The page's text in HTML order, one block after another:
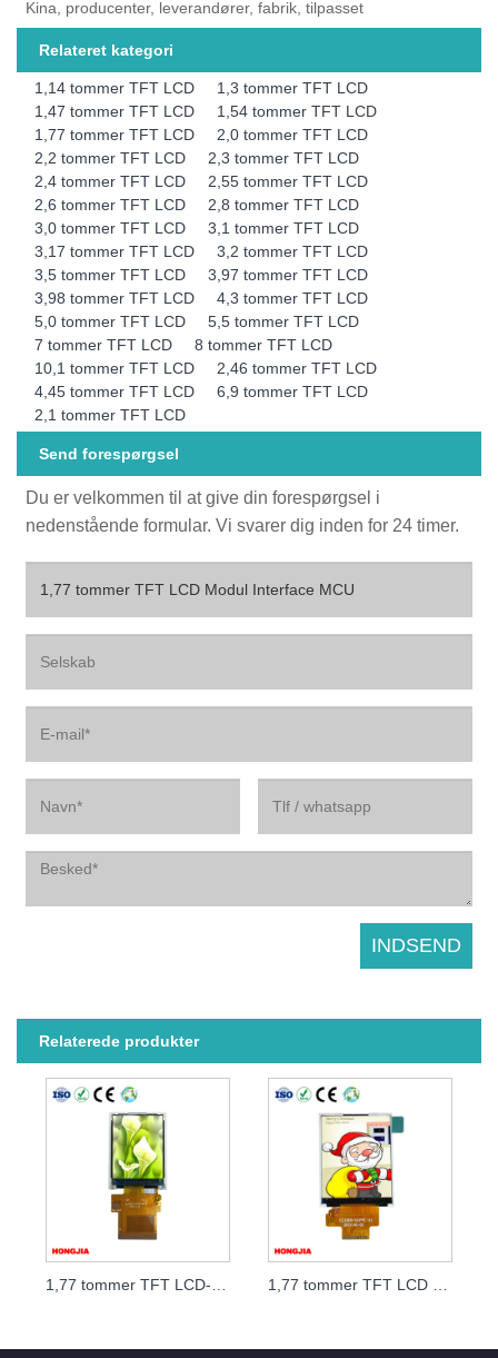
Kina, producenter, leverandører, fabrik, tilpasset
Relateret kategori
1,14 tommer TFT LCD
1,3 tommer TFT LCD
1,47 tommer TFT LCD
1,54 tommer TFT LCD
1,77 tommer TFT LCD
2,0 tommer TFT LCD
2,2 tommer TFT LCD
2,3 tommer TFT LCD
2,4 tommer TFT LCD
2,55 tommer TFT LCD
2,6 tommer TFT LCD
2,8 tommer TFT LCD
3,0 tommer TFT LCD
3,1 tommer TFT LCD
3,17 tommer TFT LCD
3,2 tommer TFT LCD
3,5 tommer TFT LCD
3,97 tommer TFT LCD
3,98 tommer TFT LCD
4,3 tommer TFT LCD
5,0 tommer TFT LCD
5,5 tommer TFT LCD
7 tommer TFT LCD
8 tommer TFT LCD
10,1 tommer TFT LCD
2,46 tommer TFT LCD
4,45 tommer TFT LCD
6,9 tommer TFT LCD
2,1 tommer TFT LCD
Send forespørgsel
Du er velkommen til at give din forespørgsel i
nedenstående formular. Vi svarer dig inden for 24 timer.
Relaterede produkter
1,77 tommer TFT LCD-modul IPS 1,77 tommer TFT LCD Modul Interface SPI